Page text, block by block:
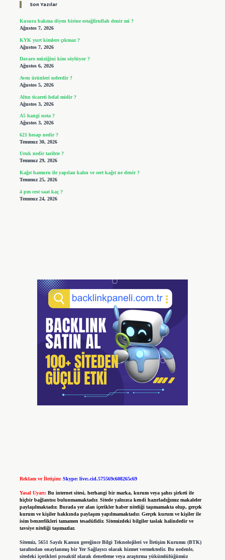
Son Yazılar
Kusura bakma diyen birine estağfirullah denir mi ?
Ağustos 7, 2026
KYK yurt kimlere çıkmaz ?
Ağustos 7, 2026
Davaro müziğini kim söylüyor ?
Ağustos 6, 2026
Aven ürünleri nelerdir ?
Ağustos 5, 2026
Altın ticareti helal midir ?
Ağustos 3, 2026
A5 hangi nota ?
Ağustos 3, 2026
621 hesap nedir ?
Temmuz 30, 2026
Uruk nedir tarihte ?
Temmuz 29, 2026
Kağıt hamuru ile yapılan kalın ve sert kağıt ne denir ?
Temmuz 25, 2026
4 pm cest saat kaç ?
Temmuz 24, 2026
Reklam ve İletişim: Skype: live:.cid.575569c608265c69
Yasal Uyarı: Bu internet sitesi, herhangi bir marka, kurum veya şahıs şirketi ile
hiçbir bağlantısı bulunmamaktadır. Sitede yalnızca kendi hazırladığımız makaleler
paylaşılmaktadır. Burada yer alan içerikler haber niteliği taşımamakta olup, gerçek
kurum ve kişiler hakkında paylaşım yapılmamaktadır. Gerçek kurum ve kişiler ile
isim benzerlikleri tamamen tesadüfidir. Sitemizdeki bilgiler taslak halindedir ve
tavsiye niteliği taşımazlar.
Sitemiz, 5651 Sayılı Kanun gereğince Bilgi Teknolojileri ve İletişim Kurumu (BTK)
tarafından onaylanmış bir Yer Sağlayıcı olarak hizmet vermektedir. Bu nedenle,
sitedeki içerikleri proaktif olarak denetleme veya araştırma yükümlülüğümüz